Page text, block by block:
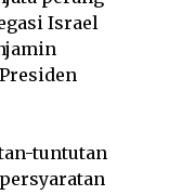
Israel
tuntutan